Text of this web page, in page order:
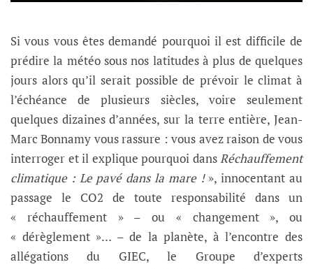
Si vous vous êtes demandé pourquoi il est difficile de
prédire la météo sous nos latitudes à plus de quelques
jours alors qu’il serait possible de prévoir le climat à
l’échéance de plusieurs siècles, voire seulement
quelques dizaines d’années, sur la terre entière, Jean-
Marc Bonnamy vous rassure : vous avez raison de vous
interroger et il explique pourquoi dans Réchauffement
climatique : Le pavé dans la mare !», innocentant au
passage le CO2 de toute responsabilité dans un
« réchauffement » – ou « changement », ou
« dérèglement »… – de la planète, à l’encontre des
allégations du GIEC, le Groupe d’experts